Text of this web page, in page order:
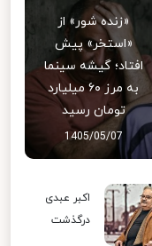
«زنده شور» از
«استخر» پیش
گیشه سینما
به مرز ۶۰ میلیارد
تومان رسید
1405/05/07
اکبر عبدی
درگذشت